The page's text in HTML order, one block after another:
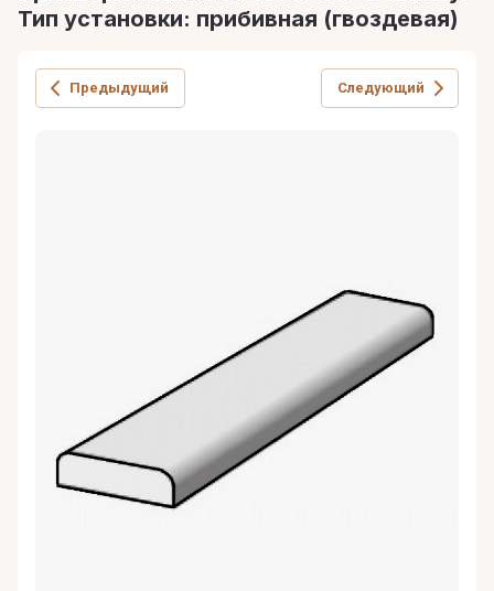
Тип установки: прибивная (гвоздевая)
Предыдущий Следующий